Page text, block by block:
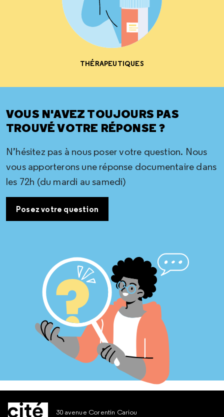
THÉRAPEUTIQUES
VOUS N'AVEZ TOUJOURS PAS
TROUVÉ VOTRE RÉPONSE ?
N’hésitez pas à nous poser votre question. Nous
vous apporterons une réponse documentaire dans
les 72h (du mardi au samedi)
Posez votre question
30 avenue Corentin Cariou